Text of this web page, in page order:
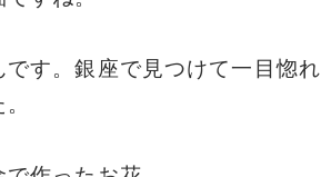
です。銀座で見つけて一目惚れ